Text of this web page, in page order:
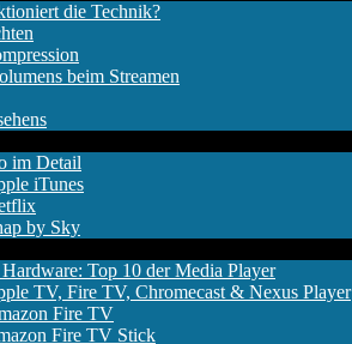
die Technik?
beim Streamen
im Detail
iTunes
by Sky
Top 10 der Media Player
TV, Fire TV, Chromecast & Nexus Player
Fire TV
Fire TV Stick